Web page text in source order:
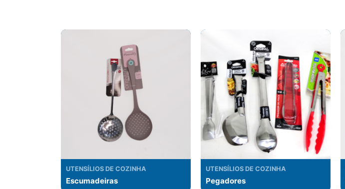
UTENSÍLIOS DE COZINHA
Escumadeiras
UTENSÍLIOS DE COZINHA
Pegadores